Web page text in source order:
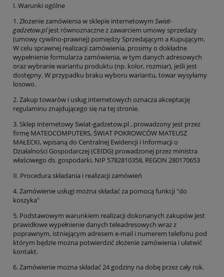
I. Warunki ogólne
1. Złożenie zamówienia w sklepie internetowym Swiat-
gadzetow.pljest równoznaczne z zawarciem umowy sprzedaży
(umowy cywilno-prawnej) pomiędzy Sprzedającym a Kupującym.
W celu sprawnej realizacji zamówienia, prosimy o dokładne
wypełnienie formularza zamówienia, w tym danych adresowych
oraz wybranie wariantu produktu (np. kolor, rozmiar), jeśli jest
dostępny. W przypadku braku wyboru wariantu, towar wysyłamy
losowo.
2. Zakup towarów i usług internetowych oznacza akceptację
regulaminu znajdującego się na tej stronie.
3. Sklep internetowy Swiat-gadzetow.pl , prowadzony jest przez
firmę MATEOCOMPUTERS, ŚWIAT POKROWCÓW MATEUSZ
MAŁECKI, wpisaną do Centralnej Ewidencji i Informacji o
Działalności Gospodarczej (CEIDG) prowadzonej przez ministra
właściwego ds. gospodarki, NIP 5782810358, REGON 280170653
II. Procedura składania i realizacji zamówień
4. Zamówienie usługi można składać za pomocą funkcji "do
koszyka"
5. Podstawowym warunkiem realizacji dokonanych zakupów jest
prawidłowe wypełnienie danych teleadresowych wraz z
poprawnym, istniejącym adresem e-mail i numerem telefonu pod
którym będzie można potwierdzić złożenie zamówienia i ułatwić
kontakt.
6. Zamówienie można składać 24 godziny na dobę przez cały rok.